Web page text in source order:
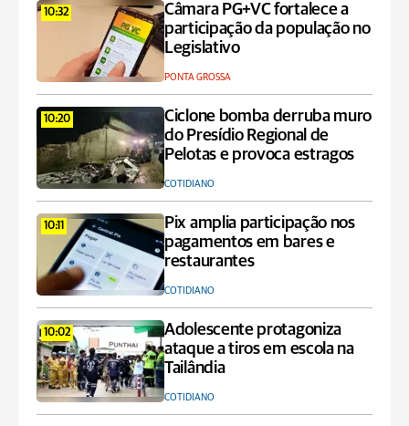
10:32
Câmara PG+VC fortalece a
participação da população no
Legislativo
PONTA GROSSA
10:20
Ciclone bomba derruba muro
do Presídio Regional de
Pelotas e provoca estragos
COTIDIANO
10:11
Pix amplia participação nos
pagamentos em bares e
restaurantes
COTIDIANO
10:02
Adolescente protagoniza
ataque a tiros em escola na
Tailândia
COTIDIANO